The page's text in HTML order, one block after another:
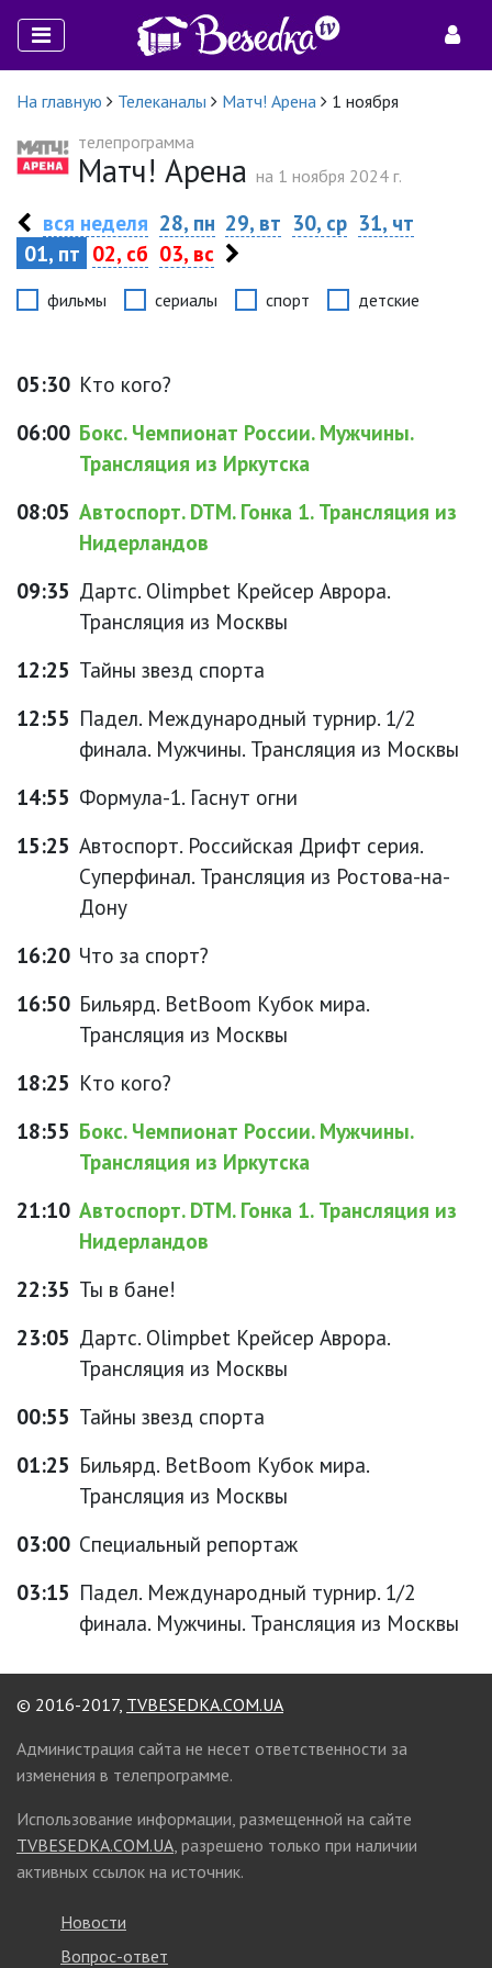
На главную Телеканалы Матч! Арена
1 ноября
телепрограмма
Матч! Арена на 1 ноября 2024 г.
вся неделя 28, пн 29, вт 30, ср 31, чт
01, пт 02, сб 03, вс
фильмы сериалы спорт детские
05:30 Кто кого?
06:00 Бокс. Чемпионат России. Мужчины.
Трансляция из Иркутска
08:05 Автоспорт. DTM. Гонка 1. Трансляция из
Нидерландов
09:35 Дартс. Olimpbet Крейсер Аврора.
Трансляция из Москвы
12:25 Тайны звезд спорта
12:55 Падел. Международный турнир. 1/2
финала. Мужчины. Трансляция из Москвы
14:55 Формула-1. Гаснут огни
15:25 Автоспорт. Российская Дрифт серия.
Суперфинал. Трансляция из Ростова-на-
Дону
16:20 Что за спорт?
16:50 Бильярд. BetBoom Кубок мира.
Трансляция из Москвы
18:25 Кто кого?
18:55 Бокс. Чемпионат России. Мужчины.
Трансляция из Иркутска
21:10 Автоспорт. DTM. Гонка 1. Трансляция из
Нидерландов
22:35 Ты в бане!
23:05 Дартс. Olimpbet Крейсер Аврора.
Трансляция из Москвы
00:55 Тайны звезд спорта
01:25 Бильярд. BetBoom Кубок мира.
Трансляция из Москвы
03:00 Специальный репортаж
03:15 Падел. Международный турнир. 1/2
финала. Мужчины. Трансляция из Москвы
© 2016-2017, TVBESEDKA.COM.UA
Администрация сайта не несет ответственности за
изменения в телепрограмме.
Использование информации, размещенной на сайте
TVBESEDKA.COM.UA, разрешено только при наличии
активных ссылок на источник.
Новости
Вопрос-ответ